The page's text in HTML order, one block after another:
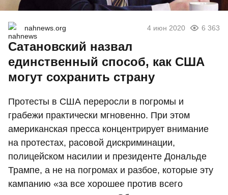
nahnews.org 4 июн 2020 6 363
Сатановский назвал
единственный способ, как США
могут сохранить страну
Протесты в США переросли в погромы и
грабежи практически мгновенно. При этом
американская пресса концентрирует внимание
на протестах, расовой дискриминации,
полицейском насилии и президенте Дональде
Трампе, а не на погромах и разбое, которые эту
кампанию «за все хорошее против всего